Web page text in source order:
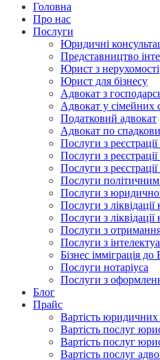
Головна
Про нас
Послуги
Юридичні
Представництво
Юрист з нерухомості
Юрист для бізнесу
Адвокат з
Адвокат у сімейних
Податковий адвокат
Адвокат по
Послуги з
Послуги з
Послуги з реєстрації
Послуги політичним
Послуги з
Послуги з
Послуги з
Послуги з отримання
Послуги з
Бізнес імміграція до
Послуги нотаріуса
Послуги з
Блог
Прайс
Вартість юридичних
Вартість послуг
Вартість послуг
Вартість послуг